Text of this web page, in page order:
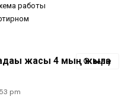
работы
жасы 4 мың жылға
pm
Reply